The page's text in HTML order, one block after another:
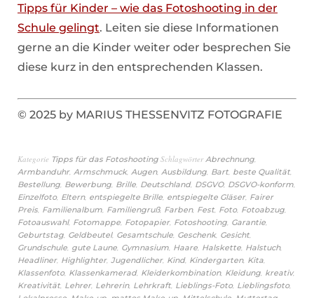
Tipps für Kinder – wie das Fotoshooting in der
Schule gelingt. Leiten sie diese Informationen
gerne an die Kinder weiter oder besprechen Sie
diese kurz in den entsprechenden Klassen.
© 2025 by MARIUS THESSENVITZ FOTOGRAFIE
Kategorie Tipps für das Fotoshooting Schlagwörter Abrechnung
Armbanduhr, Armschmuck, Augen, Ausbildung Bart beste Qualität
Bestellung Bewerbung Brille Deutschland, DSGVO, DSGVO-konform
Einzelfoto, Eltern, entspiegelte Brille entspiegelte Gläser, Fairer
Preis Familienalbum Familiengruß, Farben, Fest Foto, Fotoabzug
Fotoauswahl, Fotomappe Fotopapier, Fotoshooting Garantie
Geburtstag Geldbeutel, Gesamtschule Geschenk, Gesicht
Grundschule gute Laune Gymnasium Haare Halskette Halstuch,
Headliner, Highlighter, Jugendlicher, Kind, Kindergarten, Kita
Klassenfoto, Klassenkamerad, Kleiderkombination, Kleidung kreativ,
Kreativität Lehrer, Lehrerin, Lehrkraft Lieblings-Foto, Lieblingsfoto,